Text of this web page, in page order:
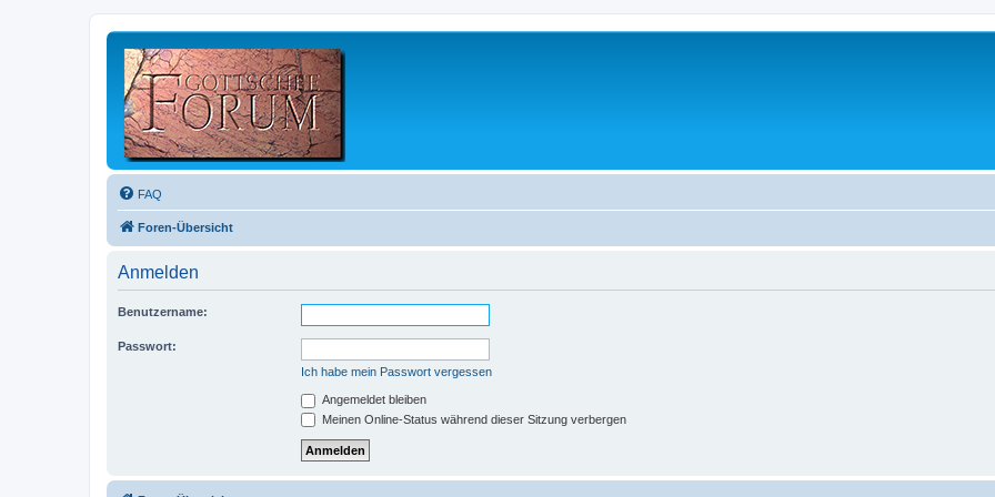
FAQ
Foren-Übersicht
Anmelden
Benutzername:
Passwort:
Ich habe mein Passwort vergessen
Angemeldet bleiben
Meinen Online-Status während dieser Sitzung verbergen